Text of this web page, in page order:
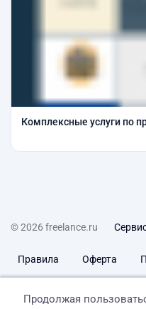
Комплексные услуги по
© 2026 freelance.ru
Правила Оферта
Продолжая